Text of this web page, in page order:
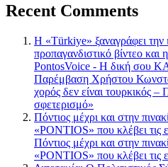
Recent Comments
Η «Türkiye» ξαναγράφει την
προπαγανδιστικό βίντεο
PontosVoice - H δική σου
Παρέμβαση Χρήστου
χορός δεν είναι τουρκικός –
σφετερισμό»
Πόντιος μέχρι και στην
«PONTIOS» που κλέβει τις
Πόντιος μέχρι και στην
«PONTIOS» που κλέβει τις